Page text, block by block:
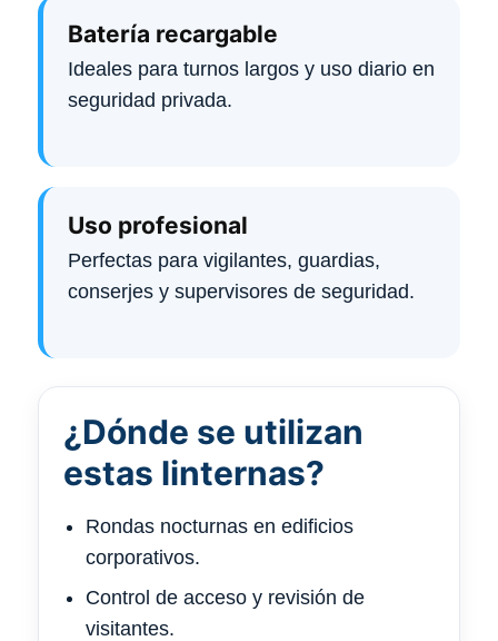
Batería recargable
Ideales para turnos largos y uso diario en
seguridad privada.
Uso profesional
Perfectas para vigilantes, guardias,
conserjes y supervisores de seguridad.
¿Dónde se utilizan
estas linternas?
Rondas nocturnas en edificios
corporativos.
Control de acceso y revisión de
visitantes.